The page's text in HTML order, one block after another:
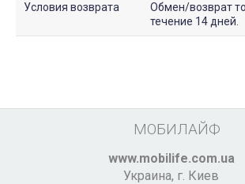
Условия возврата
Обмен/возврат
течение 14 дней.
МОБИЛАЙФ
www.mobilife.com.ua
Украина, г. Киев